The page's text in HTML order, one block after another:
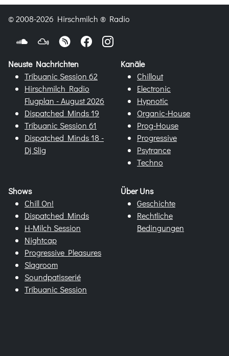
© 2008-2026 Hirschmilch ® Radio
Neuste Nachrichten
Tribuanic Session 62
Hirschmilch Radio
Flugplan - August 2026
Dispatched Minds 19
Tribuanic Session 61
Dispatched Minds 18 -
Dj Slig
Kanäle
Chillout
Electronic
Hypnotic
Organic-House
Prog-House
Progressive
Psytrance
Techno
Shows
Chill On!
Dispatched Minds
H-Milch Session
Nightcap
Progressive Pleasures
Slagroom
Soundpatisserié
Tribuanic Session
Über Uns
Geschichte
Rechtliche
Bedingungen